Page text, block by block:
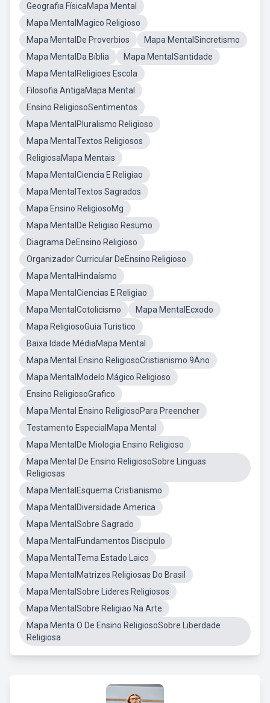
Geografia FísicaMapa Mental
Mapa MentalMagico Religioso
Mapa MentalDe Proverbios
Mapa MentalSincretismo
Mapa MentalDa Bíblia
Mapa MentalSantidade
Mapa MentalReligioes Escola
Filosofia AntigaMapa Mental
Ensino ReligiosoSentimentos
Mapa MentalPluralismo Religioso
Mapa MentalTextos Religiosos
ReligiosaMapa Mentais
Mapa MentalCiencia E Religiao
Mapa MentalTextos Sagrados
Mapa Ensino ReligiosoMg
Mapa MentalDe Religiao Resumo
Diagrama DeEnsino Religioso
Organizador Curricular DeEnsino Religioso
Mapa MentalHindaísmo
Mapa MentalCiencias E Religiao
Mapa MentalCotolicismo
Mapa MentalEcxodo
Mapa ReligiosoGuia Turistico
Baixa Idade MédiaMapa Mental
Mapa Mental Ensino ReligiosoCristianismo 9Ano
Mapa MentalModelo Mágico Religioso
Ensino ReligiosoGrafico
Mapa Mental Ensino ReligiosoPara Preencher
Testamento EspecialMapa Mental
Mapa MentalDe Miologia Ensino Religioso
Mapa Mental De Ensino ReligiosoSobre Linguas
Religiosas
Mapa MentalEsquema Cristianismo
Mapa MentalDiversidade America
Mapa MentalSobre Sagrado
Mapa MentalFundamentos Discipulo
Mapa MentalTema Estado Laico
Mapa MentalMatrizes Religiosas Do Brasil
Mapa MentalSobre Lideres Religiosos
Mapa MentalSobre Religiao Na Arte
Mapa Menta O De Ensino ReligiosoSobre Liberdade
Religiosa